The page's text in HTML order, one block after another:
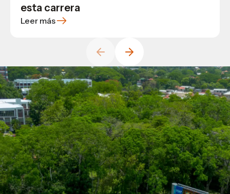
esta carrera
Leer más
Leer más
Leer más